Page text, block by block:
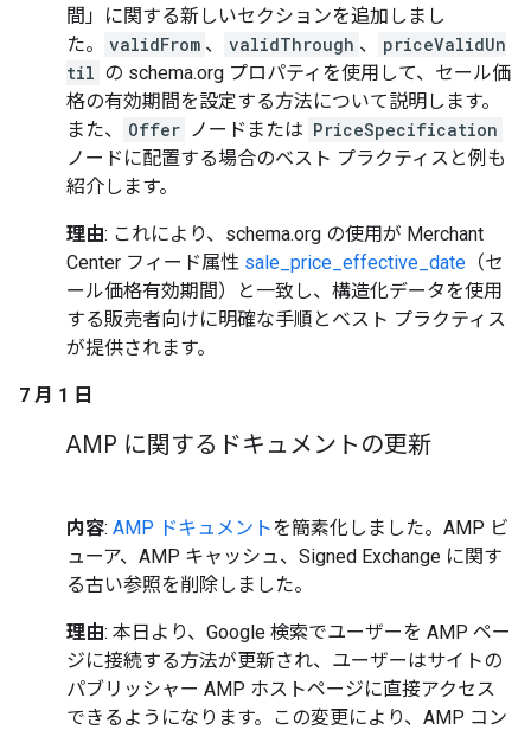
間」に関する新しいセクションを追加しまし
た。
validFrom 、 validThrough 、
priceValidUn
til の schema.org プロパティを使用して、セール価
格の有効期間を設定する方法について説明します。
また、
Offer ノードまたは PriceSpecification
ノードに配置する場合のベスト プラクティスと例も
紹介します。
理由: これにより、schema.org の使用が Merchant
Center フィード属性 sale_price_effective_date （セ
ール価格有効期間）と一致し、構造化データを使用
する販売者向けに明確な手順とベスト プラクティス
が提供されます。
7 月 1 日
AMP に関するドキュメントの更新
内容: AMP ドキュメントを簡素化しました。AMP ビ
ューア、AMP キャッシュ、Signed Exchange に関す
る古い参照を削除しました。
理由: 本日より、Google 検索でユーザーを AMP ペー
ジに接続する方法が更新され、ユーザーはサイトの
パブリッシャー AMP ホストページに直接アクセス
できるようになります。この変更により、AMP コン